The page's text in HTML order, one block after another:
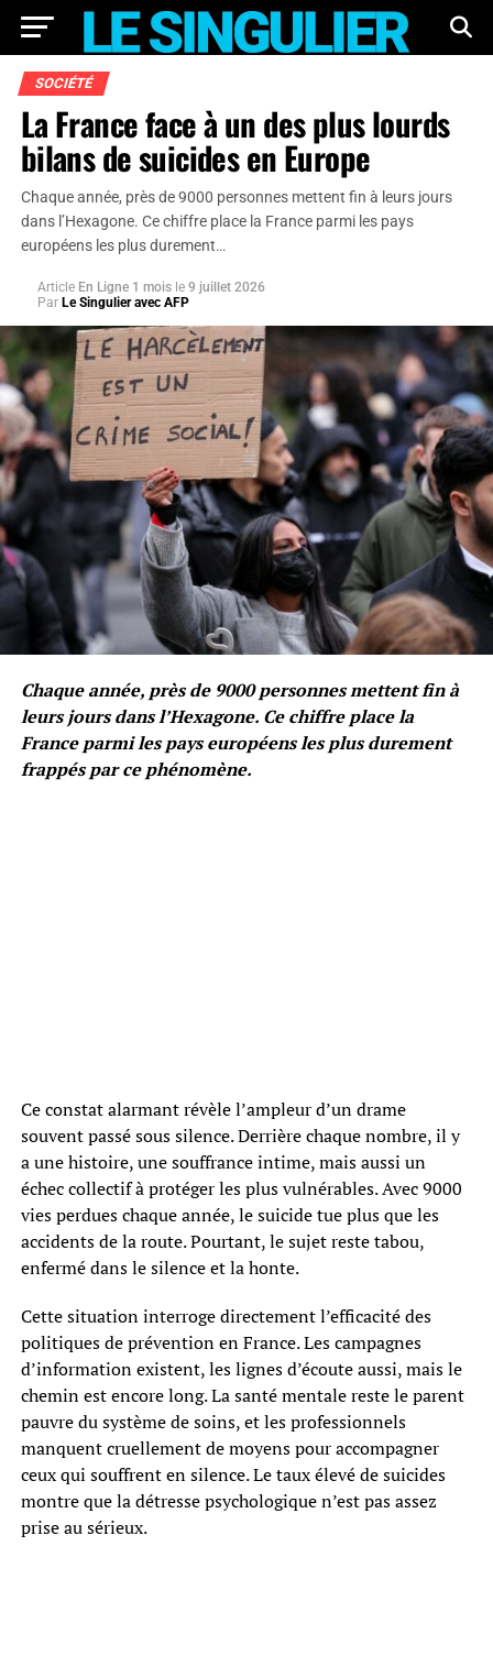
SOCIÉTÉ
La France face à un des plus lourds
bilans de suicides en Europe
Chaque année, près de 9000 personnes mettent fin à leurs jours
dans l’Hexagone. Ce chiffre place la France parmi les pays
européens les plus durement…
Article En Ligne 1 mois le 9 juillet 2026
Par Le Singulier avec AFP
Chaque année, près de 9000 personnes mettent fin à
leurs jours dans l’Hexagone. Ce chiffre place la
France parmi les pays européens les plus durement
frappés par ce phénomène.
Ce constat alarmant révèle l’ampleur d’un drame
souvent passé sous silence. Derrière chaque nombre, il y
a une histoire, une souffrance intime, mais aussi un
échec collectif à protéger les plus vulnérables. Avec 9000
vies perdues chaque année, le suicide tue plus que les
accidents de la route. Pourtant, le sujet reste tabou,
enfermé dans le silence et la honte.
Cette situation interroge directement l’efficacité des
politiques de prévention en France. Les campagnes
d’information existent, les lignes d’écoute aussi, mais le
chemin est encore long. La santé mentale reste le parent
pauvre du système de soins, et les professionnels
manquent cruellement de moyens pour accompagner
ceux qui souffrent en silence. Le taux élevé de suicides
montre que la détresse psychologique n’est pas assez
prise au sérieux.